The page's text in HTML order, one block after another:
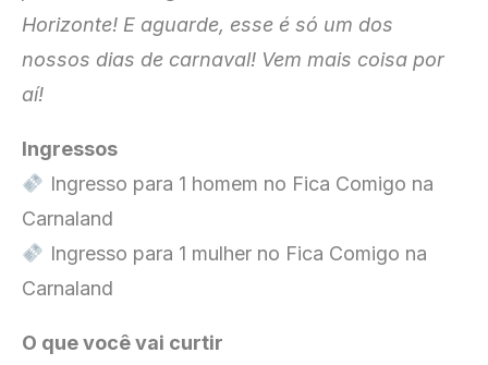
Horizonte! E aguarde, esse é só um dos
nossos dias de carnaval! Vem mais coisa por
aí!
Ingressos
Ingresso para 1 homem no Fica Comigo na
Carnaland
Ingresso para 1 mulher no Fica Comigo na
Carnaland
O que você vai curtir